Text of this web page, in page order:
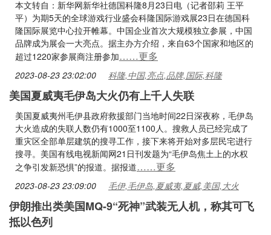
本文转自：新华网新华社德国科隆8月23日电（记者邵莉 王平
平）为期5天的全球游戏行业盛会科隆国际游戏展23日在德国科
隆国际展览中心拉开帷幕。中国企业首次大规模独立参展，中国
品牌成为展会一大亮点。据主办方介绍，来自63个国家和地区的
超过1220家参展商注册参加……更多
2023-08-23 23:02:00 科隆,中国,亮点,品牌,国际,科隆
美国夏威夷毛伊岛大火仍有上千人失联
美国夏威夷州毛伊县政府救援部门当地时间22日深夜称，毛伊岛
大火造成的失联人数仍有1000至1100人。搜救人员已经完成了
重灾区全部单层建筑的搜寻工作，接下来将开始对多层民宅进行
搜寻。美国有线电视新闻网21日刊发题为“毛伊岛焦土上的水权
之争引发新恐惧”的报道。据报道……更多
2023-08-23 23:09:00 毛伊,毛伊岛,夏威夷,夏威,美国,大火
伊朗推出类美国MQ-9“死神”武装无人机，称其可飞
抵以色列